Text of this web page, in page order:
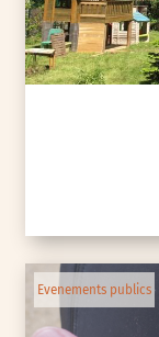
Evenements publics